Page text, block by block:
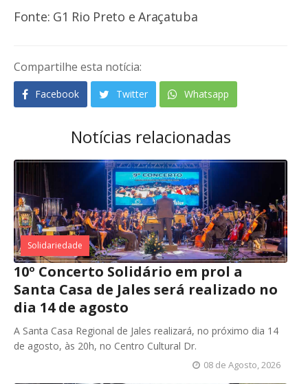
Fonte: G1 Rio Preto e Araçatuba
Compartilhe esta notícia:
Facebook Twitter Whatsapp
Notícias relacionadas
Solidariedade
10º Concerto Solidário em prol a
Santa Casa de Jales será realizado no
dia 14 de agosto
A Santa Casa Regional de Jales realizará, no próximo dia 14
de agosto, às 20h, no Centro Cultural Dr.
08 de Agosto, 2026